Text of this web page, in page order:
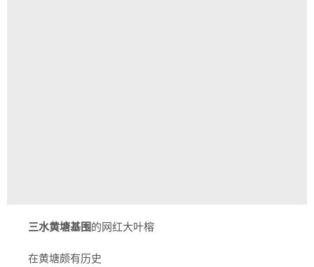
三水黄塘基围的网红大叶榕
在黄塘颇有历史